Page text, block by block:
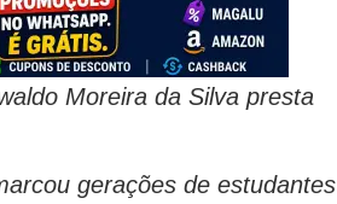
Moreira da Silva presta
gerações de estudantes